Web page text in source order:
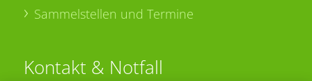
Sammelstellen und Termine
Kontakt & Notfall